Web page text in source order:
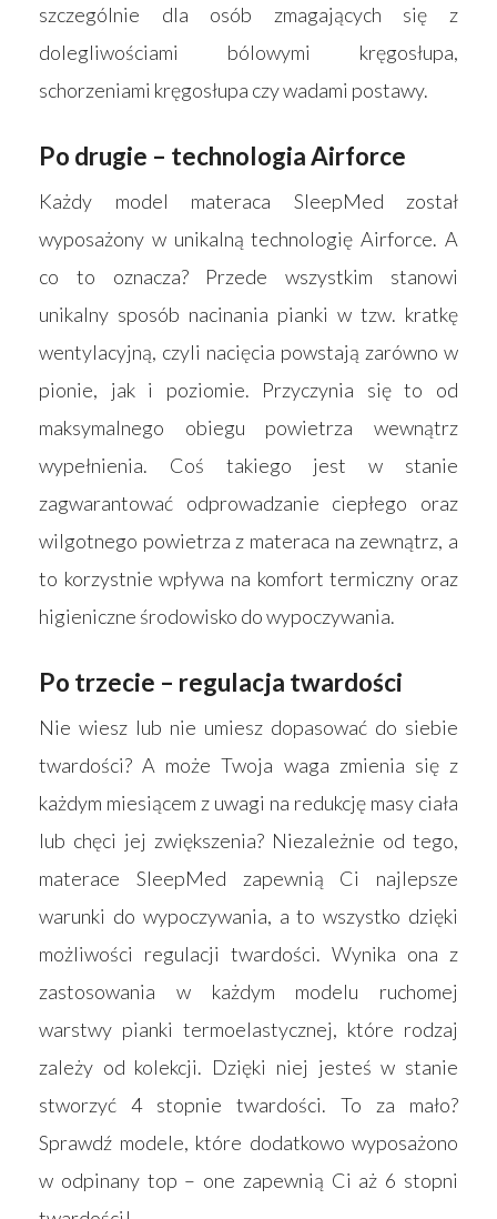
szczególnie dla osób zmagających się z
dolegliwościami bólowymi kręgosłupa,
schorzeniami kręgosłupa czy wadami postawy.
Po drugie – technologia Airforce
Każdy model materaca SleepMed został
wyposażony w unikalną technologię Airforce. A
co to oznacza? Przede wszystkim stanowi
unikalny sposób nacinania pianki w tzw. kratkę
wentylacyjną, czyli nacięcia powstają zarówno w
pionie, jak i poziomie. Przyczynia się to od
maksymalnego obiegu powietrza wewnątrz
wypełnienia. Coś takiego jest w stanie
zagwarantować odprowadzanie ciepłego oraz
wilgotnego powietrza z materaca na zewnątrz, a
to korzystnie wpływa na komfort termiczny oraz
higieniczne środowisko do wypoczywania.
Po trzecie – regulacja twardości
Nie wiesz lub nie umiesz dopasować do siebie
twardości? A może Twoja waga zmienia się z
każdym miesiącem z uwagi na redukcję masy ciała
lub chęci jej zwiększenia? Niezależnie od tego,
materace SleepMed zapewnią Ci najlepsze
warunki do wypoczywania, a to wszystko dzięki
możliwości regulacji twardości. Wynika ona z
zastosowania w każdym modelu ruchomej
warstwy pianki termoelastycznej, które rodzaj
zależy od kolekcji. Dzięki niej jesteś w stanie
stworzyć 4 stopnie twardości. To za mało?
Sprawdź modele, które dodatkowo wyposażono
w odpinany top – one zapewnią Ci aż 6 stopni
Strona główna
Produkty
Materace
Łóżka
Akcesoria
Wyszukiwarka
Blog
Kontakt